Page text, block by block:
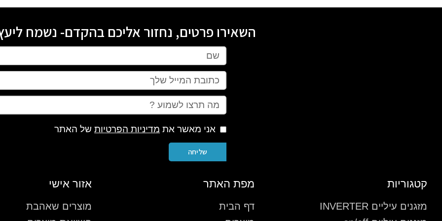
השאירו פרטים, נחזור אליכם בהקדם- נשמח
אני מאשר את מדיניות הפרטיותשל האתר
שליחה
קטגוריות
מזגנים עיליים INVERTER
מפת האתר
דף הבית
אזור אישי
מוצרים שאהבת